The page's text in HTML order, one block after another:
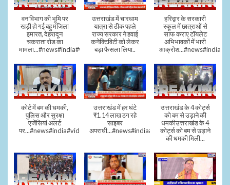
वन विभाग की भूमि पर
खड़ी हो गई बहु मंजिला
इमारत, देहरादून
चकराता रोड का
मामला...#news#india#video
उत्तराखंड में चारधाम
यात्रा से ठीक पहले
राज्य सरकार ने हवाई
कनेक्टिविटी को लेकर
बड़ा फैसला लिया..
हरिद्वार के सरकारी
स्कूल में छात्राओं से
साफ कराए टॉयलेट
अभिभावकों में भारी
आक्रोश...#news#india
कोर्ट में बम की धमकी,
पुलिस और सुरक्षा
एजेंसियां अलर्ट
पर...#news#india#video#viral
उत्तराखंड में हर घंटे
₹1.14 लाख ठग रहे
साइबर
अपराधी...#news#india#video#viral
उत्तराखंड के 4 कोर्ट्स
को बम से उड़ाने की
धमकीउत्तराखंड के 4
कोर्ट्स को बम से उड़ाने
की धमकी मिली...